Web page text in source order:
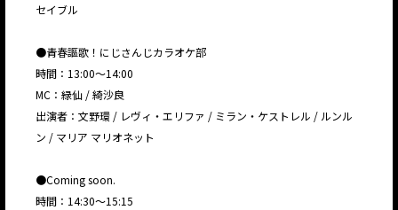
セイブル
●青春謳歌！にじさんじカラオケ部
時間：13:00〜14:00
MC：緑仙 / 綺沙良
出演者：文野環 / レヴィ・エリファ / ミラン・ケストレル / ルンル
ン / マリア マリオネット
●Coming soon.
時間：14:30〜15:15